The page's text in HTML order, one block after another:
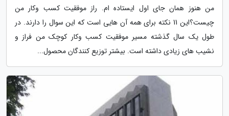
من هنوز همان جای اول ایستاده ام. راز موفقیت کسب وکار من
چیست؟این 11 نکته برای همه آن هایی است که این سوال را دارند. در
طول یک سال گذشته مسیر موفقیت کسب وکار کوچک من فراز و
نشیب های زیادی داشته است. بیشتر توزیع کنندگان محصول...